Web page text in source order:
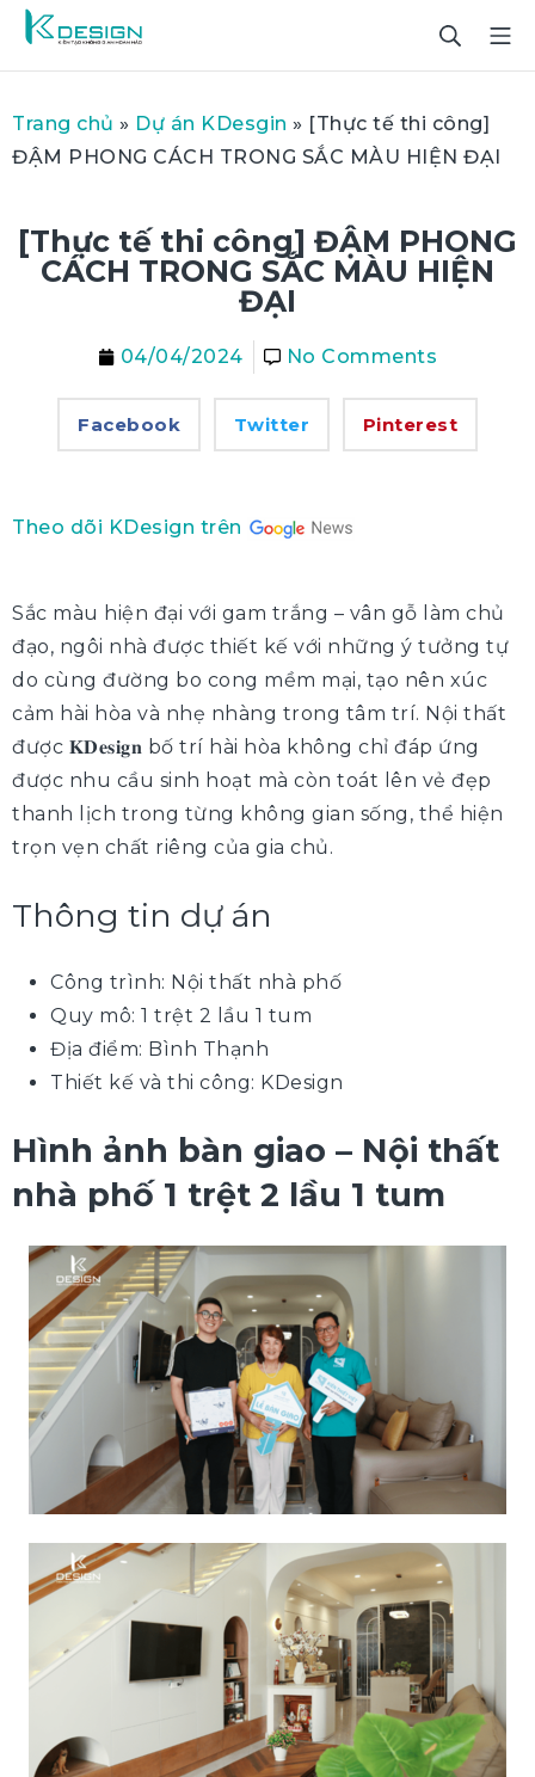
Trang chủ » Dự án KDesgin » [Thực tế thi công]
ĐẬM PHONG CÁCH TRONG SẮC MÀU HIỆN ĐẠI
[Thực tế thi công] ĐẬM PHONG
CÁCH TRONG SẮC MÀU HIỆN
ĐẠI
04/04/2024 No Comments
Facebook Twitter Pinterest
Theo dõi KDesign trên
Sắc màu hiện đại với gam trắng – vân gỗ làm chủ
đạo, ngôi nhà được thiết kế với những ý tưởng tự
do cùng đường bo cong mềm mại, tạo nên xúc
cảm hài hòa và nhẹ nhàng trong tâm trí. Nội thất
được 𝐊𝐃𝐞𝐬𝐢𝐠𝐧 bố trí hài hòa không chỉ đáp ứng
được nhu cầu sinh hoạt mà còn toát lên vẻ đẹp
thanh lịch trong từng không gian sống, thể hiện
trọn vẹn chất riêng của gia chủ.
Thông tin dự án
Công trình: Nội thất nhà phố
Quy mô: 1 trệt 2 lầu 1 tum
Địa điểm: Bình Thạnh
Thiết kế và thi công: KDesign
Hình ảnh bàn giao – Nội thất
nhà phố 1 trệt 2 lầu 1 tum